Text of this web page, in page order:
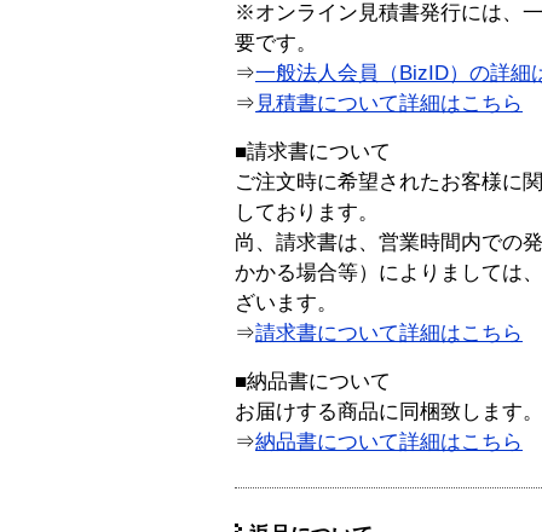
※オンライン見積書発行には、
要です。
⇒一般法人会員（BizID）の詳細
⇒ 見積書について詳細はこちら
■請求書について
ご注文時に希望されたお客様に
しております。
尚、請求書は、営業時間内での
かかる場合等）によりましては
ざいます。
⇒請求書について詳細はこちら
■納品書について
お届けする商品に同梱致します。
⇒納品書について詳細はこちら